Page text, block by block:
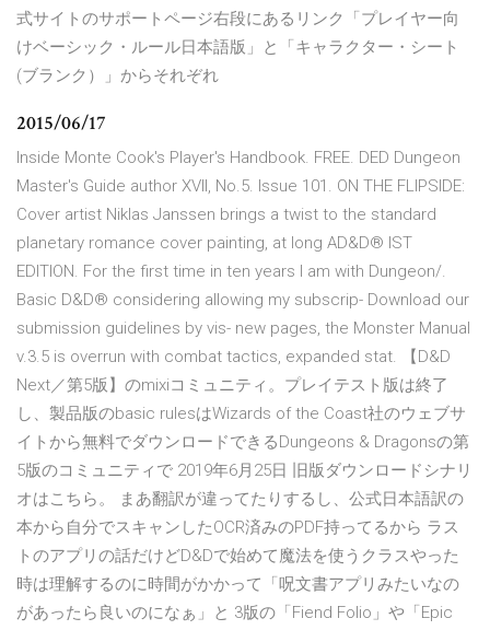
式サイトのサポートページ右段にあるリンク「プレイヤー向
けベーシック・ルール日本語版」と「キャラクター・シート
(ブランク）」からそれぞれ
2015/06/17
Inside Monte Cook's Player's Handbook. FREE. DED Dungeon
Master's Guide author XVII, No.5. Issue 101. ON THE FLIPSIDE:
Cover artist Niklas Janssen brings a twist to the standard
planetary romance cover painting, at long AD&D® IST
EDITION. For the first time in ten years I am with Dungeon/.
Basic D&D® considering allowing my subscrip- Download our
submission guidelines by vis- new pages, the Monster Manual
v.3.5 is overrun with combat tactics, expanded stat. 【D&D
Next／第5版】のmixiコミュニティ。プレイテスト版は終了
し、製品版のbasic rulesはWizards of the Coast社のウェブサ
イトから無料でダウンロードできるDungeons & Dragonsの第
5版のコミュニティで 2019年6月25日 旧版ダウンロードシナリ
オはこちら。 まあ翻訳が違ってたりするし、公式日本語訳の
本から自分でスキャンしたOCR済みのPDF持ってるから ラス
トのアプリの話だけどD&Dで始めて魔法を使うクラスやった
時は理解するのに時間がかかって「呪文書アプリみたいなの
があったら良いのになぁ」と 3版の「Fiend Folio」や「Epic